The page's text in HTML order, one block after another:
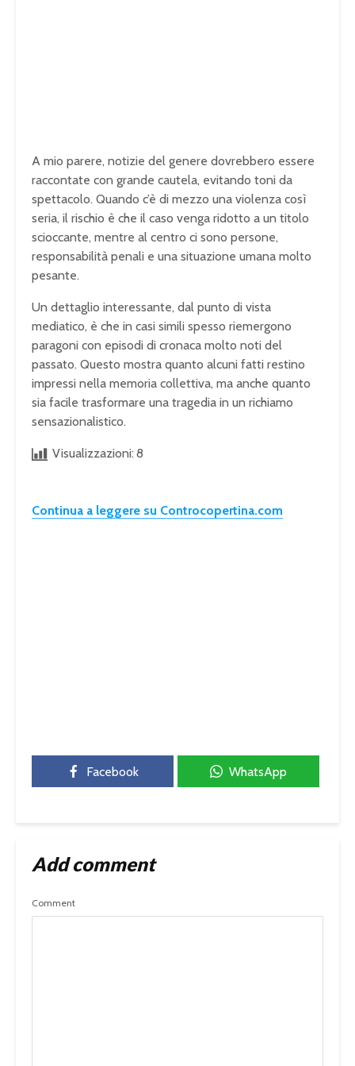
A mio parere, notizie del genere dovrebbero essere
raccontate con grande cautela, evitando toni da
spettacolo. Quando c’è di mezzo una violenza così
seria, il rischio è che il caso venga ridotto a un titolo
scioccante, mentre al centro ci sono persone,
responsabilità penali e una situazione umana molto
pesante.
Un dettaglio interessante, dal punto di vista
mediatico, è che in casi simili spesso riemergono
paragoni con episodi di cronaca molto noti del
passato. Questo mostra quanto alcuni fatti restino
impressi nella memoria collettiva, ma anche quanto
sia facile trasformare una tragedia in un richiamo
sensazionalistico.
Visualizzazioni: 8
Continua a leggere su Controcopertina.com
Facebook WhatsApp
Add comment
Comment